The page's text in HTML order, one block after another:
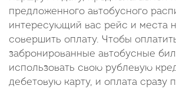
предложенного автобусного
интересующий вас рейс и места
совершить оплату. Чтобы
забронированные автобусные
использовать свою рублевую
дебетовую карту, и оплата сразу